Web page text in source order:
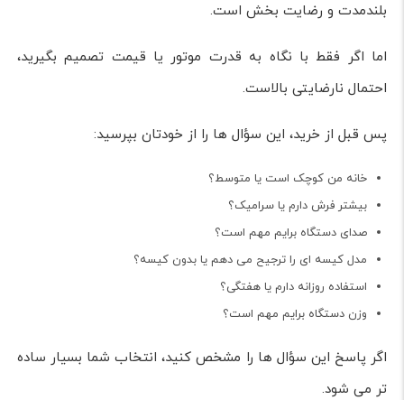
بلندمدت و رضایت بخش است.
اما اگر فقط با نگاه به قدرت موتور یا قیمت تصمیم بگیرید،
احتمال نارضایتی بالاست.
پس قبل از خرید، این سؤال ها را از خودتان بپرسید:
خانه من کوچک است یا متوسط؟
بیشتر فرش دارم یا سرامیک؟
صدای دستگاه برایم مهم است؟
مدل کیسه ای را ترجیح می دهم یا بدون کیسه؟
استفاده روزانه دارم یا هفتگی؟
وزن دستگاه برایم مهم است؟
اگر پاسخ این سؤال ها را مشخص کنید، انتخاب شما بسیار ساده
تر می شود.